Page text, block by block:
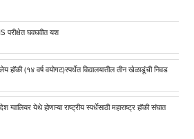
परीक्षेत घवघवीत यश
हॉकी (१४ वर्ष वयोगट)स्पर्धेत विद्यालयातील तीन खेळाडूंची निवड
येथे होणाऱ्या राष्ट्रीय स्पर्धेसाठी महाराष्ट्र हॉकी संघात